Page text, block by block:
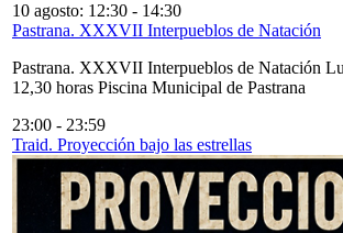
10 agosto: 12:30 - 14:30
Pastrana. XXXVII Interpueblos de Natación
Pastrana. XXXVII Interpueblos de Natación
12,30 horas Piscina Municipal de Pastrana
23:00 - 23:59
Traid. Proyección bajo las estrellas